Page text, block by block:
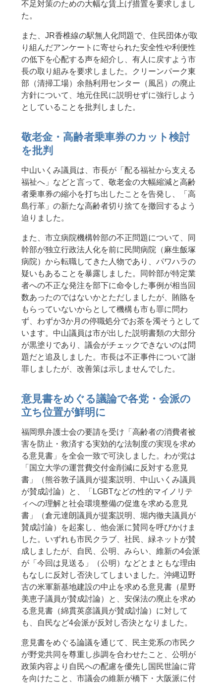
不足対策のための大幅な賃上げ措置を要求しまし
た。
また、JR香椎線の駅無人化問題で、住民団体が取
り組んだアンケートに寄せられた安全性や利便性
の低下を心配する声を紹介し、有人に戻すよう市
長の取り組みを要求しました。クリーンパーク東
部（清掃工場）余熱利用センター（風呂）の廃止
方針について、地元住民に説明せずに強行しよう
としていることを批判しました。
敬老金・高齢者乗車券のカット検討
を批判
中山いくみ議員は、市長が「配る福祉から支える
福祉へ」などと言って、敬老金の大幅縮減と高齢
者乗車券の縮小を打ち出したことを告発し、「高
島行革」の新たな高齢者切り捨てを撤回するよう
迫りました。
また、市立病院機構幹部の不正問題について、同
幹部が独立行政法人化を前に民間病院（麻生飯塚
病院）から転職してきた人物であり、パワハラの
疑いもあることを暴露しました。同幹部が特定業
者への不正な発注を部下に命令した事例が相当回
数あったのではないかとただしましたが、賄賂を
もらっていないからとして機構も市も罪に問わ
ず、わずか3か月の停職処分でお茶を濁そうとして
います。中山議員は市が出した説明書類の大部分
が黒塗りであり、議会がチェックできないのは問
題だと追及しました。市長は不正事件について謝
罪しましたが、改善策は示しませんでした。
意見書をめぐる議論で各党・会派の
立ち位置が鮮明に
福岡県弁護士会の要請を受け「高齢者の消費者被
害を防止・救済する実効的な法制度の実現を求め
る意見書」を全会一致で可決しました。わが党は
「国立大学の運営費交付金削減に反対する意見
書」（熊谷敦子議員が提案説明、中山いくみ議員
が賛成討論）と、「LGBTなどの性的マイノリテ
ィへの理解と社会環境整備の促進を求める意見
書」（倉元達朗議員が提案説明、堀内徹夫議員が
賛成討論）を起案し、他会派に賛同を呼びかけま
した。いずれも市民クラブ、社民、緑ネットが賛
成しましたが、自民、公明、みらい、維新の4会派
が「今回は見送る」（公明）などとまともな理由
もなしに反対し否決してしまいました。沖縄辺野
古の米軍新基地建設の中止を求める意見書（星野
美恵子議員が賛成討論）と、安保法の廃止を求め
る意見書（綿貫英彦議員が賛成討論）に対して
も、自民など4会派が反対し否決となりました。
意見書をめぐる論議を通じて、民主党系の市民ク
が野党共同を尊重し歩調を合わせたこと、公明が
政策内容より自民への配慮を優先し国民世論に背
を向けたこと、市議会の維新が橋下・大阪派に付